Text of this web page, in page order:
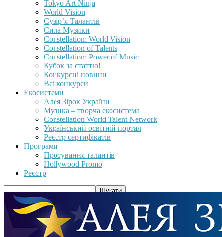
Tokyo Art Ninja
World Vision
Сузір’я Талантів
Сила Музики
Constellation: World Vision
Constellation of Talents
Constellation: Power of Music
Кубок за статтю!
Конкурсні новини
Всі конкурси
Екосистеми
Алея Зірок України
Музика – творча екосистема
Constellation World Talent Network
Український освітній портал
Реєстр сертифікатів
Програми
Просування талантів
Hollywood Promo
Реєстр